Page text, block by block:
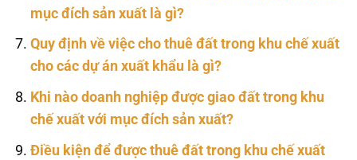
mục đích sản xuất là gì?
Quy định về việc cho thuê đất trong khu chế xuất
cho các dự án xuất khẩu là gì?
Khi nào doanh nghiệp được giao đất trong khu
chế xuất với mục đích sản xuất?
Điều kiện để được thuê đất trong khu chế xuất